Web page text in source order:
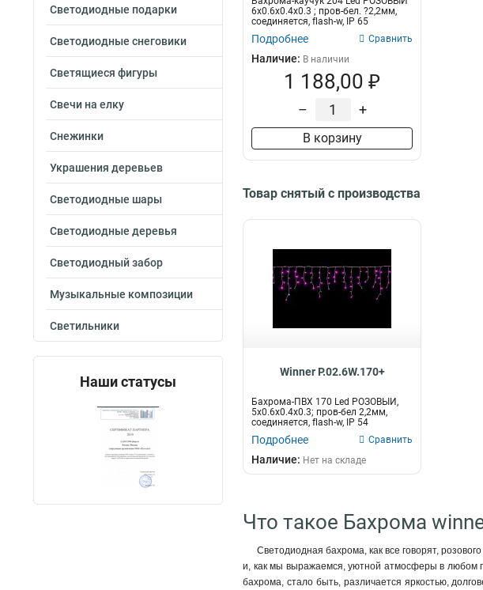
Светодиодные подарки
Светодиодные снеговики
Светящиеся фигуры
Свечи на елку
Снежинки
Украшения деревьев
Светодиодные шары
Светодиодные деревья
Светодиодный забор
Музыкальные композиции
Светильники
Наши статусы
6x0.6x0.4x0.3 ; пров-бел. ?2,2мм,
соединяется, flash-w, IP 65
Подробнее Сравнить
Наличие: В наличии
1 188,00 ₽
– +
В корзину
Товар снятый с производства
Winner P.02.6W.170+
Бахрома-ПВХ 170 Led РОЗОВЫЙ,
5x0.6x0.4x0.3; пров-бел 2,2мм,
соединяется, flash-w, IP 54
Подробнее Сравнить
Наличие: Нет на складе
Что такое Бахрома
Светодиодная бахрома, как все говорят,
и, как мы выражаемся, уютной атмосферы в любом
бахрома, стало быть, различается яркостью,